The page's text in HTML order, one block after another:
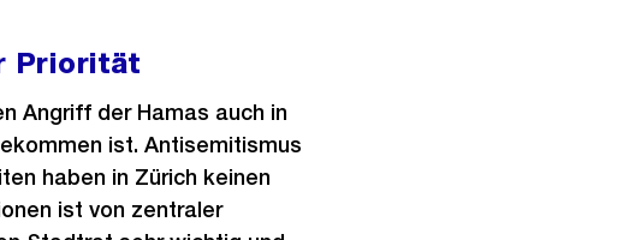
Priorität
Angriff der Hamas auch in
ist. Antisemitismus
haben in Zürich keinen
ist von zentraler